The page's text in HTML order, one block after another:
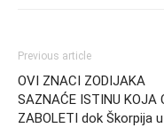
Previous article
OVI ZNACI ZODIJAKA
SAZNAĆE ISTINU KOJA
ZABOLETI dok Škorpija